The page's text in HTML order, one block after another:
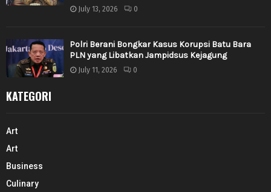
July 13, 2026 0
Polri Berani Bongkar Kasus Korupsi Batu Bara
PLN yang Libatkan Jampidsus Kejagung
July 11, 2026 0
KATEGORI
Art
Art
Business
Culinary